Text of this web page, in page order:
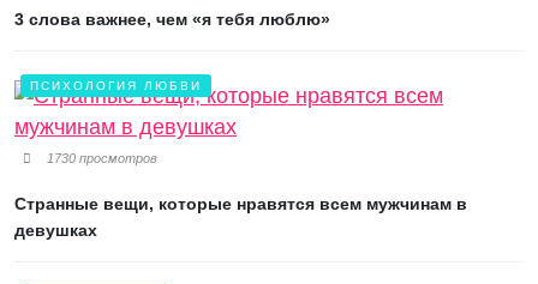
3 слова важнее, чем «я тебя люблю»
ПСИХОЛОГИЯ ЛЮБВИ
1730 просмотров
Странные вещи, которые нравятся всем мужчинам в
девушках